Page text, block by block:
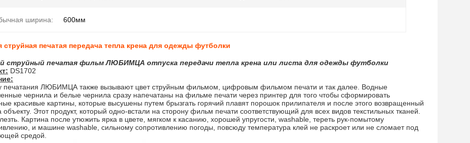
ширина: 600мм
струйная печатая передача тепла крена для одежды футболки
струйный печатая фильм ЛЮБИМЦА отпуска передачи тепла крена или листа для одежды футболки
DS1702
печатания ЛЮБИМЦА также вызывают цвет струйным фильмом, цифровым фильмом печати и так далее. Водные
чернила и белые чернила сразу напечатаны на фильме печати через принтер для того чтобы сформировать
красивые картины, которые высушены путем брызгать горячий плавят порошок прилипателя и после этого возвращенный
объекту. Этот продукт, который одно-встали на сторону фильм печати соответствующий для всех видов текстильных тканей.
Картина после утюжить ярка в цвете, мягком к касанию, хорошей упругости, washable, тереть рук-помытому
и машине washable, сильному сопротивлению погоды, повсюду температура клей не раскроет или не сломает под
средой.